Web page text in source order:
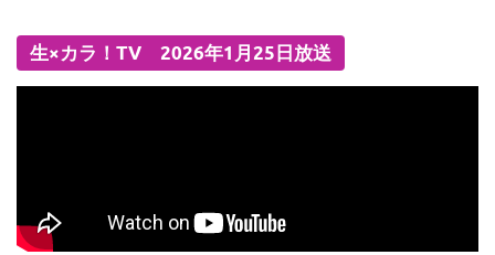
生×カラ！TV 2026年1月25日放送